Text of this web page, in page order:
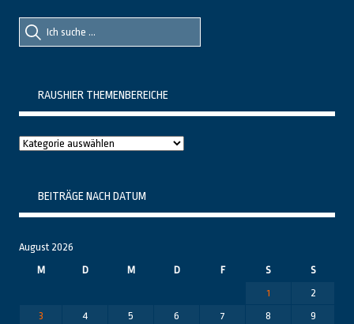
Suche
nach::
Suche
nach:
RAUSHIER THEMENBEREICHE
Raushier
BEITRÄGE NACH DATUM
August 2026
M
D M D F S
S
1
2
3
4 5 6 7 8
9